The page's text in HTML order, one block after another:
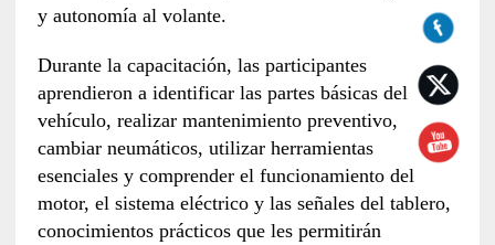
y autonomía al volante.
Durante la capacitación, las participantes
aprendieron a identificar las partes básicas del
vehículo, realizar mantenimiento preventivo,
cambiar neumáticos, utilizar herramientas
esenciales y comprender el funcionamiento del
motor, el sistema eléctrico y las señales del tablero,
conocimientos prácticos que les permitirán